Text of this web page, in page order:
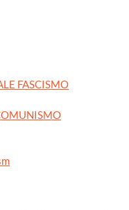
FASCISMO